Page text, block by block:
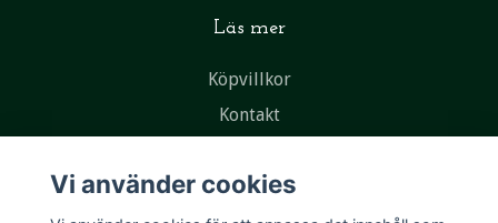
Läs mer
Köpvillkor
Kontakt
Vi använder cookies